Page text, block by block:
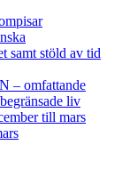
samt stöld av tid
– omfattande
liv
till mars